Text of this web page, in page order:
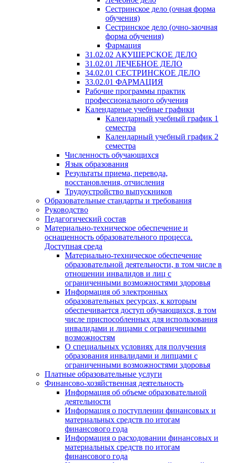
Сестринское дело (очная форма
обучения)
Сестринское дело (очно-заочная
форма обучения)
Фармация
31.02.02 АКУШЕРСКОЕ ДЕЛО
31.02.01 ЛЕЧЕБНОЕ ДЕЛО
34.02.01 СЕСТРИНСКОЕ ДЕЛО
33.02.01 ФАРМАЦИЯ
Рабочие программы практик
профессионального обучения
Календарные учебные графики
Календарный учебный график 1
семестра
Календарный учебный график 2
семестра
Численность обучающихся
Язык образования
Результаты приема, перевода,
восстановления, отчисления
Трудоустройство выпускников
Образовательные стандарты и требования
Руководство
Педагогический состав
Материально-техническое обеспечение и
оснащенность образовательного процесса.
Доступная среда
Материально-техническое обеспечение
образовательной деятельности, в том числе в
отношении инвалидов и лиц с
ограниченными возможностями здоровья
Информация об электронных
образовательных ресурсах, к которым
обеспечивается доступ обучающихся, в том
числе приспособленных для использования
инвалидами и лицами с ограниченными
возможностям
О специальных условиях для получения
образования инвалидами и липцами с
ограниченными возможностями здоровья
Платные образовательные услуги
Финансово-хозяйственная деятельность
Информация об объеме образовательной
деятельности
Информация о поступлении финансовых и
материальных средств по итогам
финансового года
Информация о расходовании финансовых и
материальных средств по итогам
финансового года